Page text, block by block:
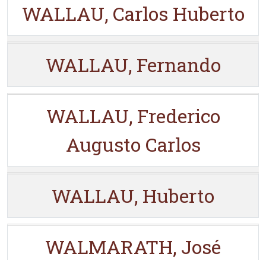
WALLAU, Carlos Huberto
WALLAU, Fernando
WALLAU, Frederico
Augusto Carlos
WALLAU, Huberto
WALMARATH, José